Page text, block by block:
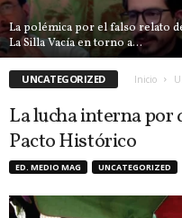
La polémica por el falso relato
La Silla Vacía en torno a...
UNCATEGORIZED Inicio
La lucha interna por
Pacto Histórico
ED. MEDIO MAG UNCATEGORIZED